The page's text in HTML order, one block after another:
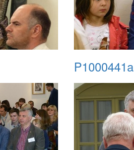
P1000441a